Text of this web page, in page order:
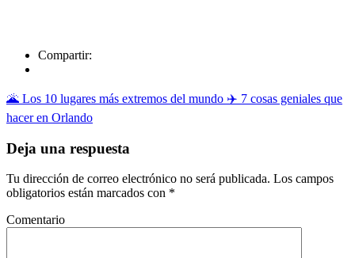
Compartir:
🌋 Los 10 lugares más extremos del mundo ✈️ 7 cosas geniales que
hacer en Orlando
Deja una respuesta
Tu dirección de correo electrónico no será publicada. Los campos
obligatorios están marcados con *
Comentario